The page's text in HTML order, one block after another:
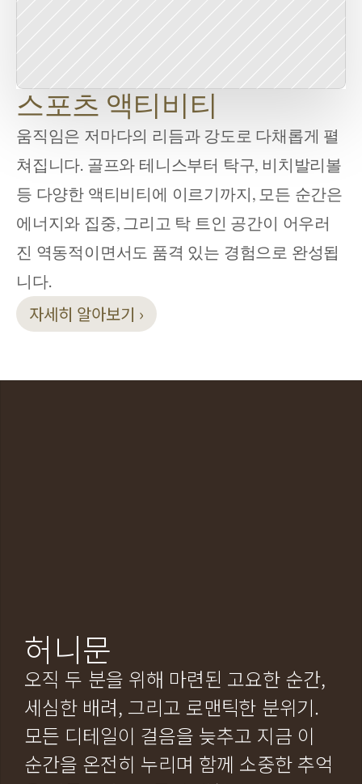
스포츠 액티비티
움직임은 저마다의 리듬과 강도로 다채롭게 펼
쳐집니다. 골프와 테니스부터 탁구, 비치발리볼
등 다양한 액티비티에 이르기까지, 모든 순간은
에너지와 집중, 그리고 탁 트인 공간이 어우러
진 역동적이면서도 품격 있는 경험으로 완성됩
니다.
자세히 알아보기 ›
허니문
오직 두 분을 위해 마련된 고요한 순간,
세심한 배려, 그리고 로맨틱한 분위기.
모든 디테일이 걸음을 늦추고 지금 이
순간을 온전히 누리며 함께 소중한 추억